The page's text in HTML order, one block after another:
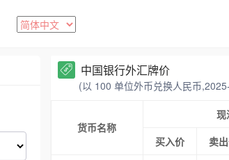
中国银行外汇牌价
(以 100 单位外币兑换人民币
货币名称
现
买入价
卖